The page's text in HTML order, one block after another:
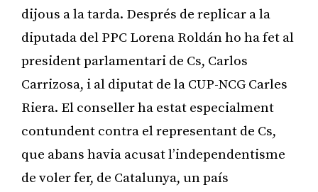
dijous a la tarda. Després de replicar a la
diputada del PPC Lorena Roldán ho ha fet al
president parlamentari de Cs, Carlos
Carrizosa, i al diputat de la CUP-NCG Carles
Riera. El conseller ha estat especialment
contundent contra el representant de Cs,
que abans havia acusat l’independentisme
de voler fer, de Catalunya, un país